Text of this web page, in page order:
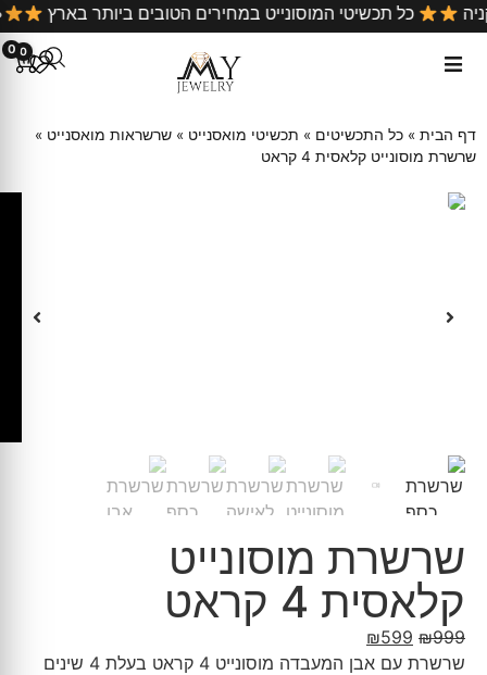
כל תכשיטי המוסונייט במחירים הטובים ביותר בארץ
0 0
דף הבית » כל התכשיטים » תכשיטי מואסנייט » שרשראות מואסנייט »
שרשרת מוסונייט קלאסית 4 קראט
שרשרת מוסונייט
קלאסית 4 קראט
₪999
₪599
שרשרת עם אבן המעבדה מוסונייט 4 קראט בעלת 4 שינים